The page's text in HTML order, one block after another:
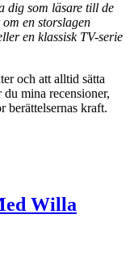
dig som läsare till de
en storslagen
en klassisk TV-serie
och att alltid sätta
mina recensioner,
berättelsernas kraft.
Willa